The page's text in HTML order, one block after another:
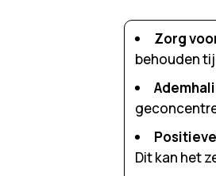
Zorg
behouden
Dit kan het